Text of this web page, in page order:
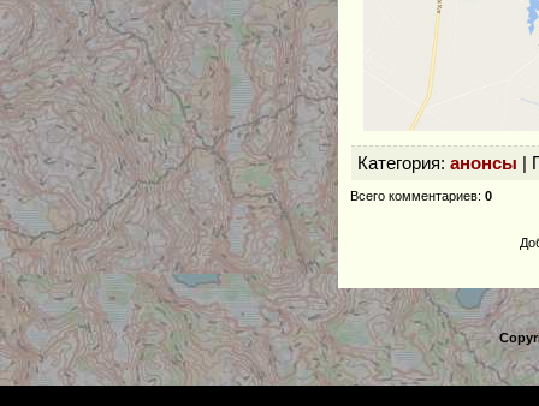
Категория: анонсы |
Всего комментариев: 0